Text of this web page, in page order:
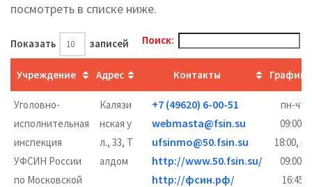
посмотреть в списке ниже.
Показать записей Поиск:
Учреждение Адрес Контакты График
Уголовно-
исполнительная
инспекция
УФСИН России
по Московской
Калязи
нская у
л., 33, Т
алдом
+7 (49620) 6-00-51
webmasta@fsin.su
ufsinmo@50.fsin.su
http://www.50.fsin.su/
http://фсин.рф/
пн-чт
09:00–
18:00, пт
09:00–
16:45